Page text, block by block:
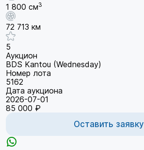
1 800 см3
72 713 км
5
Аукцион
BDS Kantou (Wednesday)
Номер лота
5162
Дата аукциона
2026-07-01
85 000 ₽
Оставить заявку